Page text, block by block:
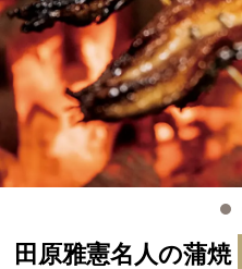
田原雅憲名人の蒲焼